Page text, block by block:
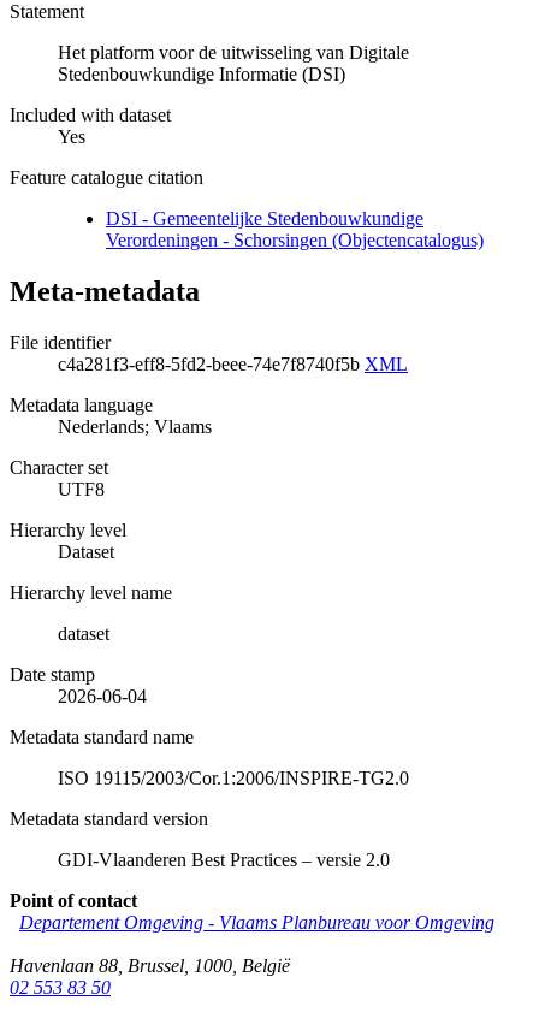
Statement
Het platform voor de uitwisseling van Digitale
Stedenbouwkundige Informatie (DSI)
Included with dataset
Yes
Feature catalogue citation
DSI - Gemeentelijke Stedenbouwkundige
Verordeningen - Schorsingen (Objectencatalogus)
Meta-metadata
File identifier
c4a281f3-eff8-5fd2-beee-74e7f8740f5b XML
Metadata language
Nederlands; Vlaams
Character set
UTF8
Hierarchy level
Dataset
Hierarchy level name
dataset
Date stamp
2026-06-04
Metadata standard name
ISO 19115/2003/Cor.1:2006/INSPIRE-TG2.0
Metadata standard version
GDI-Vlaanderen Best Practices – versie 2.0
Point of contact
Departement Omgeving - Vlaams Planbureau voor Omgeving
Havenlaan 88 Brussel 1000 België
02 553 83 50